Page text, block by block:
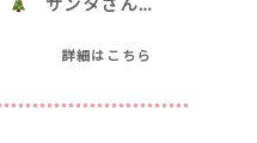
サンタさんと一緒にサン
詳細はこちら